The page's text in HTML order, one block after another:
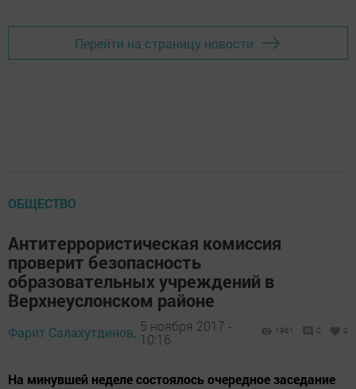
Перейти на страницу новости
ОБЩЕСТВО
Антитеррористическая комиссия
проверит безопасность
образовательных учреждений в
Верхнеуслонском районе
Фарит Салахутдинов, 5 ноября 2017 -
10:16
1961 0 0
На минувшей неделе состоялось очередное заседание